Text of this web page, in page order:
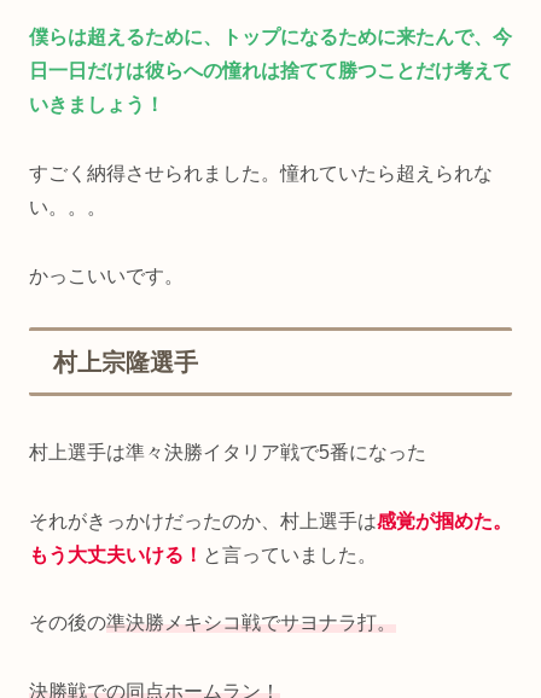
僕らは超えるために、トップになるために来たんで、今
日一日だけは彼らへの憧れは捨てて勝つことだけ考えて
いきましょう！
すごく納得させられました。憧れていたら超えられな
い。。。
かっこいいです。
村上宗隆選手
村上選手は準々決勝イタリア戦で5番になった
それがきっかけだったのか、村上選手は感覚が掴めた。
もう大丈夫いける！ と言っていました。
その後の準決勝メキシコ戦でサヨナラ打。
決勝戦での同点ホームラン！